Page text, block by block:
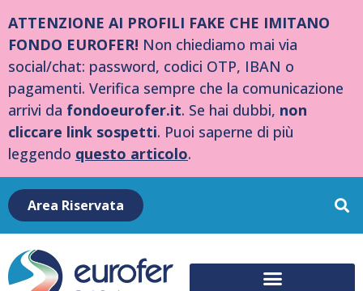
ATTENZIONE AI PROFILI FAKE CHE IMITANO
FONDO EUROFER! Non chiediamo mai via
social/chat: password, codici OTP, IBAN o
pagamenti. Verifica sempre che la comunicazione
arrivi da fondoeurofer.it. Se hai dubbi, non
cliccare link sospetti. Puoi saperne di più
leggendo questo articolo.
Area Riservata